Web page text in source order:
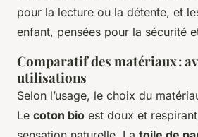
pour la lecture ou la détente, et
enfant, pensées pour la sécurité
Comparatif des matériaux :
utilisations
Selon l’usage, le choix du
Le coton bio est doux et